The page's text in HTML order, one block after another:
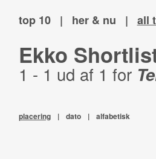
top 10 | her & nu | all
Ekko
1 - 1 ud af 1 for
placering | dato | alfabetisk